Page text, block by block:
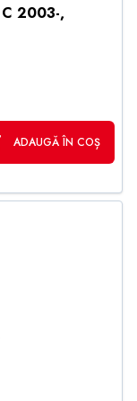
2003-,
ADAUGĂ ÎN COȘ